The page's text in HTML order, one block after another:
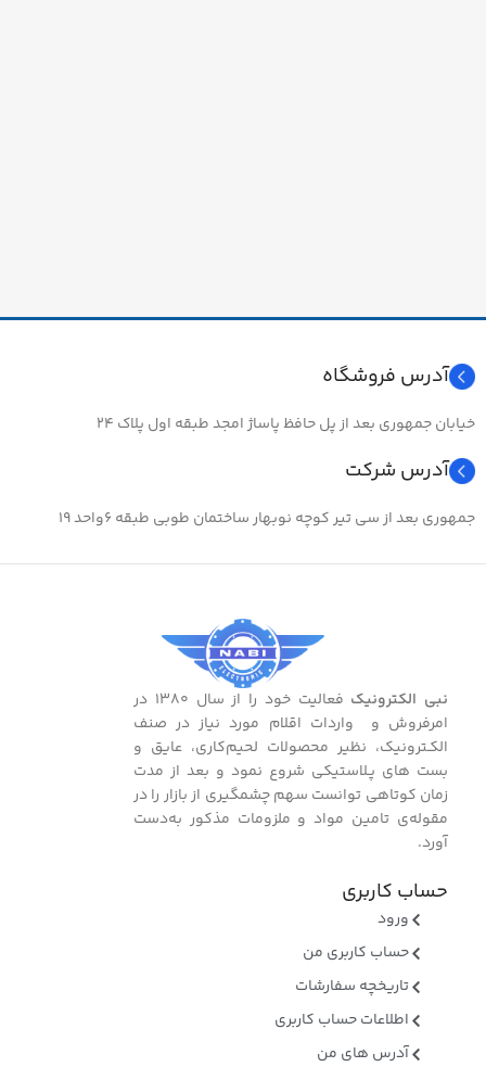
آدرس فروشگاه
خیابان جمهوری بعد از پل حافظ پاساژ امجد طبقه اول پلاک ۲۴
آدرس شرکت
جمهوری بعد از سی تیر کوچه نوبهار ساختمان طوبی طبقه ۶واحد ۱۹
نبی الکترونیک
فعالیت خود را از سال ۱۳۸۰ در
امرفروش و واردات اقلام مورد نیاز در صنف
الکـترونیک، نظیر محصولات لحیم‌کاری، عایق و
بست ‌های پـلاستیکی شروع نمود و بعد از مدت
زمان کوتاهی توانست سهم چشمگیری از بازار را در
مقوله‌ی تامین مواد و ملزومات مذکور به‌دست
آورد.
حساب کاربری
ورود
حساب کاربری من
تاریخچه سفارشات
اطلاعات حساب کاربری
آدرس های من